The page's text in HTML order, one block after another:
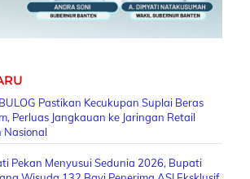
Pastikan Kecukupan Suplai Beras
Perluas Jangkauan ke Jaringan Retail
Nasional
Pekan Menyusui Sedunia 2026, Bupati